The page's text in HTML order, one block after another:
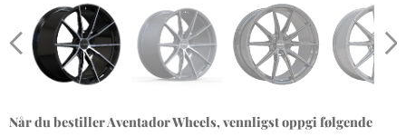
Når du bestiller Aventador Wheels, vennligst oppgi følgende